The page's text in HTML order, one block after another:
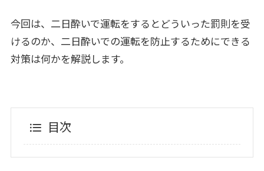
今回は、二日酔いで運転をするとどういった罰則を受
けるのか、二日酔いでの運転を防止するためにできる
対策は何かを解説します。
目次